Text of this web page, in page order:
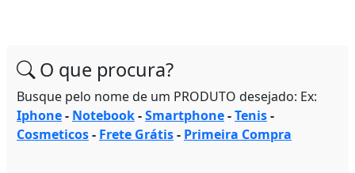
O que procura?
Busque pelo nome de um PRODUTO desejado: Ex:
Iphone- Notebook-Smartphone-Tenis-
Cosmeticos- Frete Grátis- Primeira Compra